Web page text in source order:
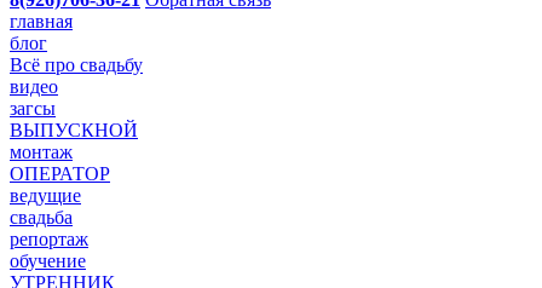
главная
блог
Всё про свадьбу
видео
загсы
ВЫПУСКНОЙ
монтаж
ОПЕРАТОР
ведущие
свадьба
репортаж
обучение
УТРЕННИК